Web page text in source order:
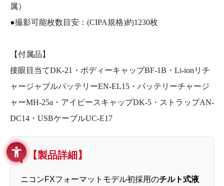
属）
●撮影可能枚数目安：(CIPA規格)約1230枚
【付属品】
接眼目当てDK-21・ボディーキャップBF-1B・Li-ionリチ
ャージャブルバッテリーEN-EL15・バッテリーチャージ
ャーMH-25a・アイピースキャップDK-5・ストラップAN-
DC14・USBケーブルUC-E17
【製品詳細】
ニコンFXフォーマットモデル初採用のチルト式液